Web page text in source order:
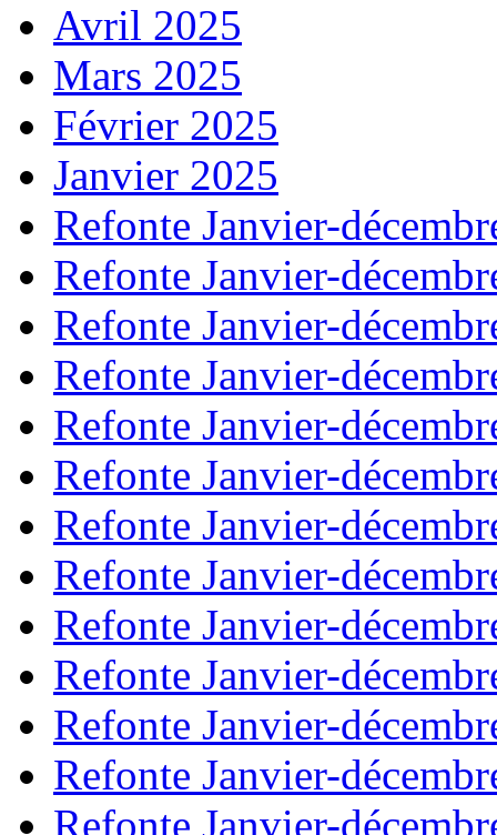
Avril 2025
Mars 2025
Février 2025
Janvier 2025
Refonte Janvier-
Refonte Janvier-
Refonte Janvier-
Refonte Janvier-
Refonte Janvier-
Refonte Janvier-
Refonte Janvier-
Refonte Janvier-
Refonte Janvier-
Refonte Janvier-
Refonte Janvier-
Refonte Janvier-
Refonte Janvier-